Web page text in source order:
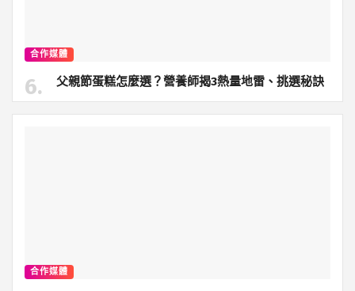
合作媒體
父親節蛋糕怎麼選？營養師揭3熱量地雷、挑選秘訣
合作媒體